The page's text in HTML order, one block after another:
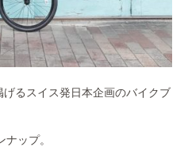
げるスイス発日本企画のバイクブ
ップ。